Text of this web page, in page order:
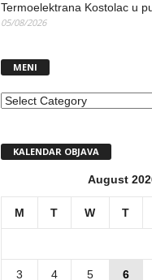
Termoelektrana Kostolac u
05/08/2026
MENI
MENI
KALENDAR OBJAVA
August
M T W T
3 4 5 6